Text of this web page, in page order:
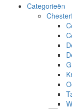
Categorieën